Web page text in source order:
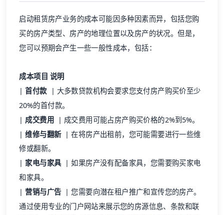
启动租赁房产业务的成本可能因多种因素而异，包括您购
买的房产类型、房产的地理位置以及房产的状况。但是，
您可以预期会产生一些一般性成本，包括：
成本项目 说明
|首付款| 大多数贷款机构会要求您支付房产购买价至少
20%的首付款。
| 成交费用 | 成交费用可能占房产购买价格的2%到5%。
|维修与翻新| 在将房产出租前，您可能需要进行一些维
修或翻新。
| 家电与家具| 如果房产没有配备家具，您需要购买家电
和家具。
|营销与广告| 您需要向潜在租户推广和宣传您的房产。
通过使用专业的门户网站来展示您的房源信息、条款和联